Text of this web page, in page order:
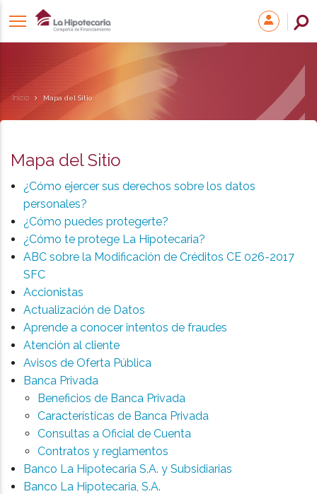
Inicio Mapa del Sitio
Mapa del Sitio
¿Cómo ejercer sus derechos sobre los datos
personales?
¿Cómo puedes protegerte?
¿Cómo te protege La Hipotecaria?
ABC sobre la Modificación de Créditos CE 026-2017
SFC
Accionistas
Actualización de Datos
Aprende a conocer intentos de fraudes
Atención al cliente
Avisos de Oferta Pública
Banca Privada
Beneficios de Banca Privada
Características de Banca Privada
Consultas a Oficial de Cuenta
Contratos y reglamentos
Banco La Hipotecaria S.A. y Subsidiarias
Banco La Hipotecaria, S.A.